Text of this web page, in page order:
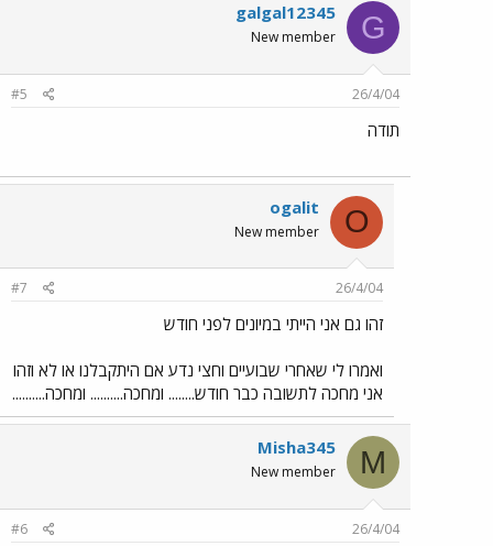
G
galgal12345
New member
26/4/04
#5
תודה
O
ogalit
New member
26/4/04
#7
זהו גם אני הייתי במיונים לפני חודש
ואמרו לי שאחרי שבועיים וחצי נדע אם היתקבלנו או לא וזהו
אני מחכה לתשובה כבר חודש........ ומחכה.......... ומחכה..........
M
Misha345
New member
26/4/04
#6